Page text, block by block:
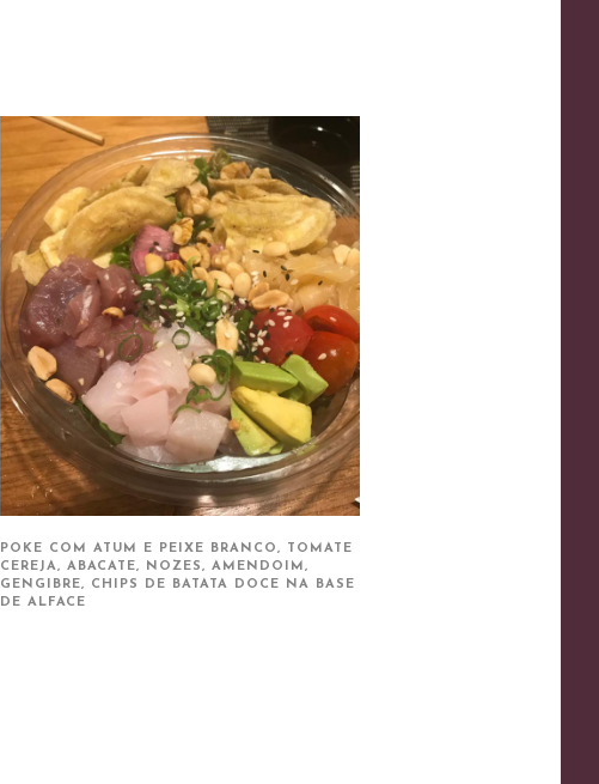
POKE COM ATUM E PEIXE BRANCO, TOMATE
CEREJA, ABACATE, NOZES, AMENDOIM,
GENGIBRE, CHIPS DE BATATA DOCE NA BASE
DE ALFACE